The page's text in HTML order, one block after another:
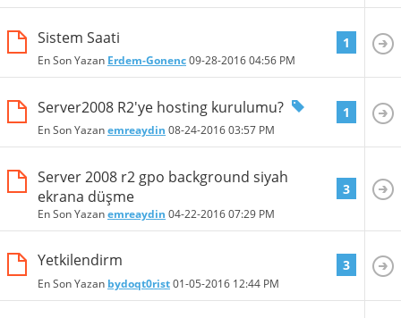
Sistem Saati
En Son Yazan Erdem-Gonenc09-28-201604:56 PM
1
Server2008 R2'ye hosting kurulumu?
En Son Yazanemreaydin 08-24-201603:57 PM
1
Server 2008 r2 gpo background siyah
ekrana düşme
En Son Yazanemreaydin 04-22-201607:29 PM
3
Yetkilendirm
En Son Yazan bydoqt0rist01-05-2016 12:44 PM
3